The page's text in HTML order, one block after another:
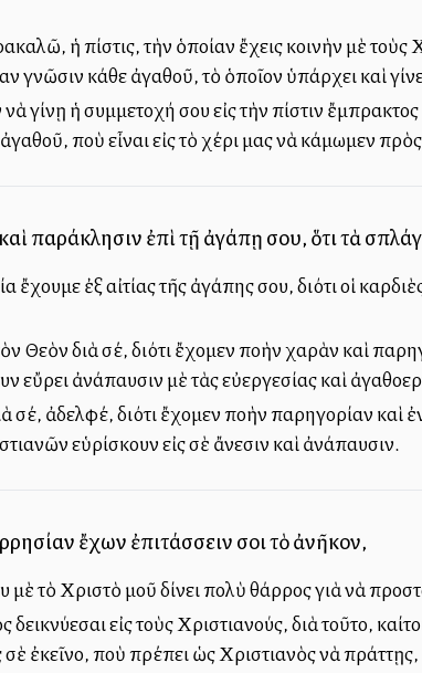
ἡ πίστις, τὴν ὁποίαν ἔχεις κοινὴν μὲ
γνῶσιν κάθε ἀγαθοῦ, τὸ ὁποῖον ὑπάρχει καὶ
γίνῃ ἡ συμμετοχή σου εἰς τὴν πίστιν
ποὺ εἶναι εἰς τὸ χέρι μας νὰ κάμωμεν
καὶ παράκλησιν ἐπὶ τῇ ἀγάπῃ σου, ὅτι τὰ
ἔχουμε ἐξ αἰτίας τῆς ἀγάπης σου, διότι οἱ
Θεὸν διὰ σέ, διότι ἔχομεν πολλὴν χαρὰν καὶ
εὔρει ἀνάπαυσιν μὲ τὰς εὐεργεσίας καὶ
ἀδελφέ, διότι ἔχομεν πολλὴν παρηγορίαν καὶ
εὑρίσκουν εἰς σὲ ἄνεσιν καὶ ἀνάπαυσιν.
ἔχων ἐπιτάσσειν σοι τὸ ἀνῆκον,
μὲ τὸ Χριστὸ μοῦ δίνει πολὺ θάρρος γιὰ νὰ
δεικνύεσαι εἰς τοὺς Χριστιανούς, διὰ τοῦτο,
ἐκεῖνο, ποὺ πρέπει ὡς Χριστιανὸς νὰ πράττῃς,